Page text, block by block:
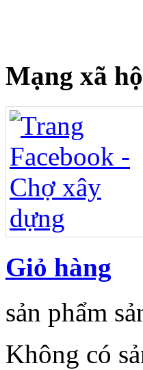
Mạng xã
Giỏ hàng
sản phẩm
Không có